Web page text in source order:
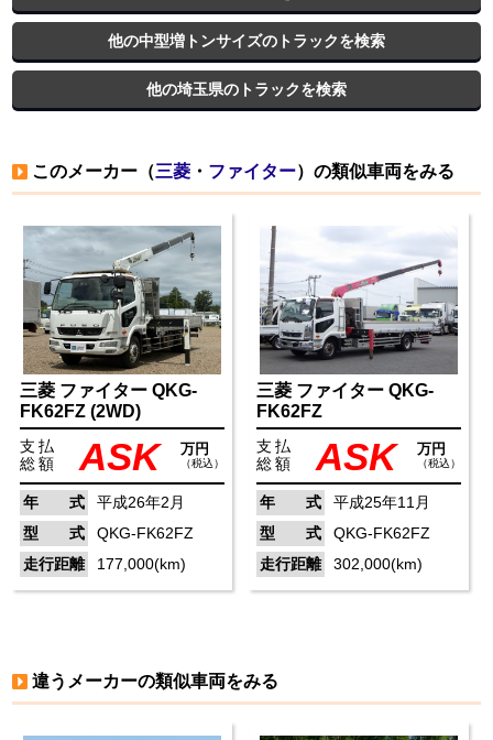
他の中型増トンサイズのトラックを検索
他の埼玉県のトラックを検索
このメーカー（三菱 ・ ファイター）の類似車両をみる
三菱 ファイター QKG-
FK62FZ (2WD)
支払
総額
ASK 万円
（税込）
年 式
平成26年2月
型 式
QKG-FK62FZ
走行距離
177,000(km)
三菱 ファイター QKG-
FK62FZ
支払
総額
ASK 万円
（税込）
年 式
平成25年11月
型 式
QKG-FK62FZ
走行距離
302,000(km)
違うメーカーの類似車両をみる